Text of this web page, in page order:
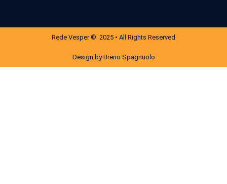
Rede Vesper © 2025 • All Rights Reserved
Design by Breno Spagnuolo